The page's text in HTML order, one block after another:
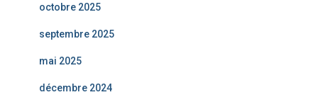
octobre 2025
septembre 2025
mai 2025
décembre 2024